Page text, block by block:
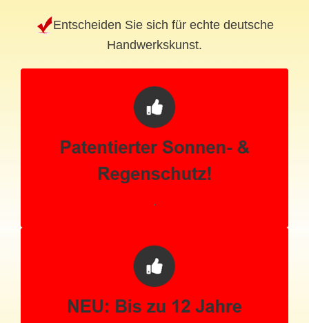
Entscheiden Sie sich für echte deutsche
Handwerkskunst.